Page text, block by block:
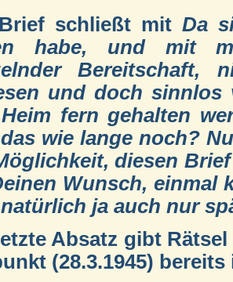
schließt mit Da
habe, und mit
Bereitschaft,
und doch
fern gehalten
wie lange noch?
diesen
Wunsch, einmal
ja auch nur
Absatz gibt
(28.3.1945)